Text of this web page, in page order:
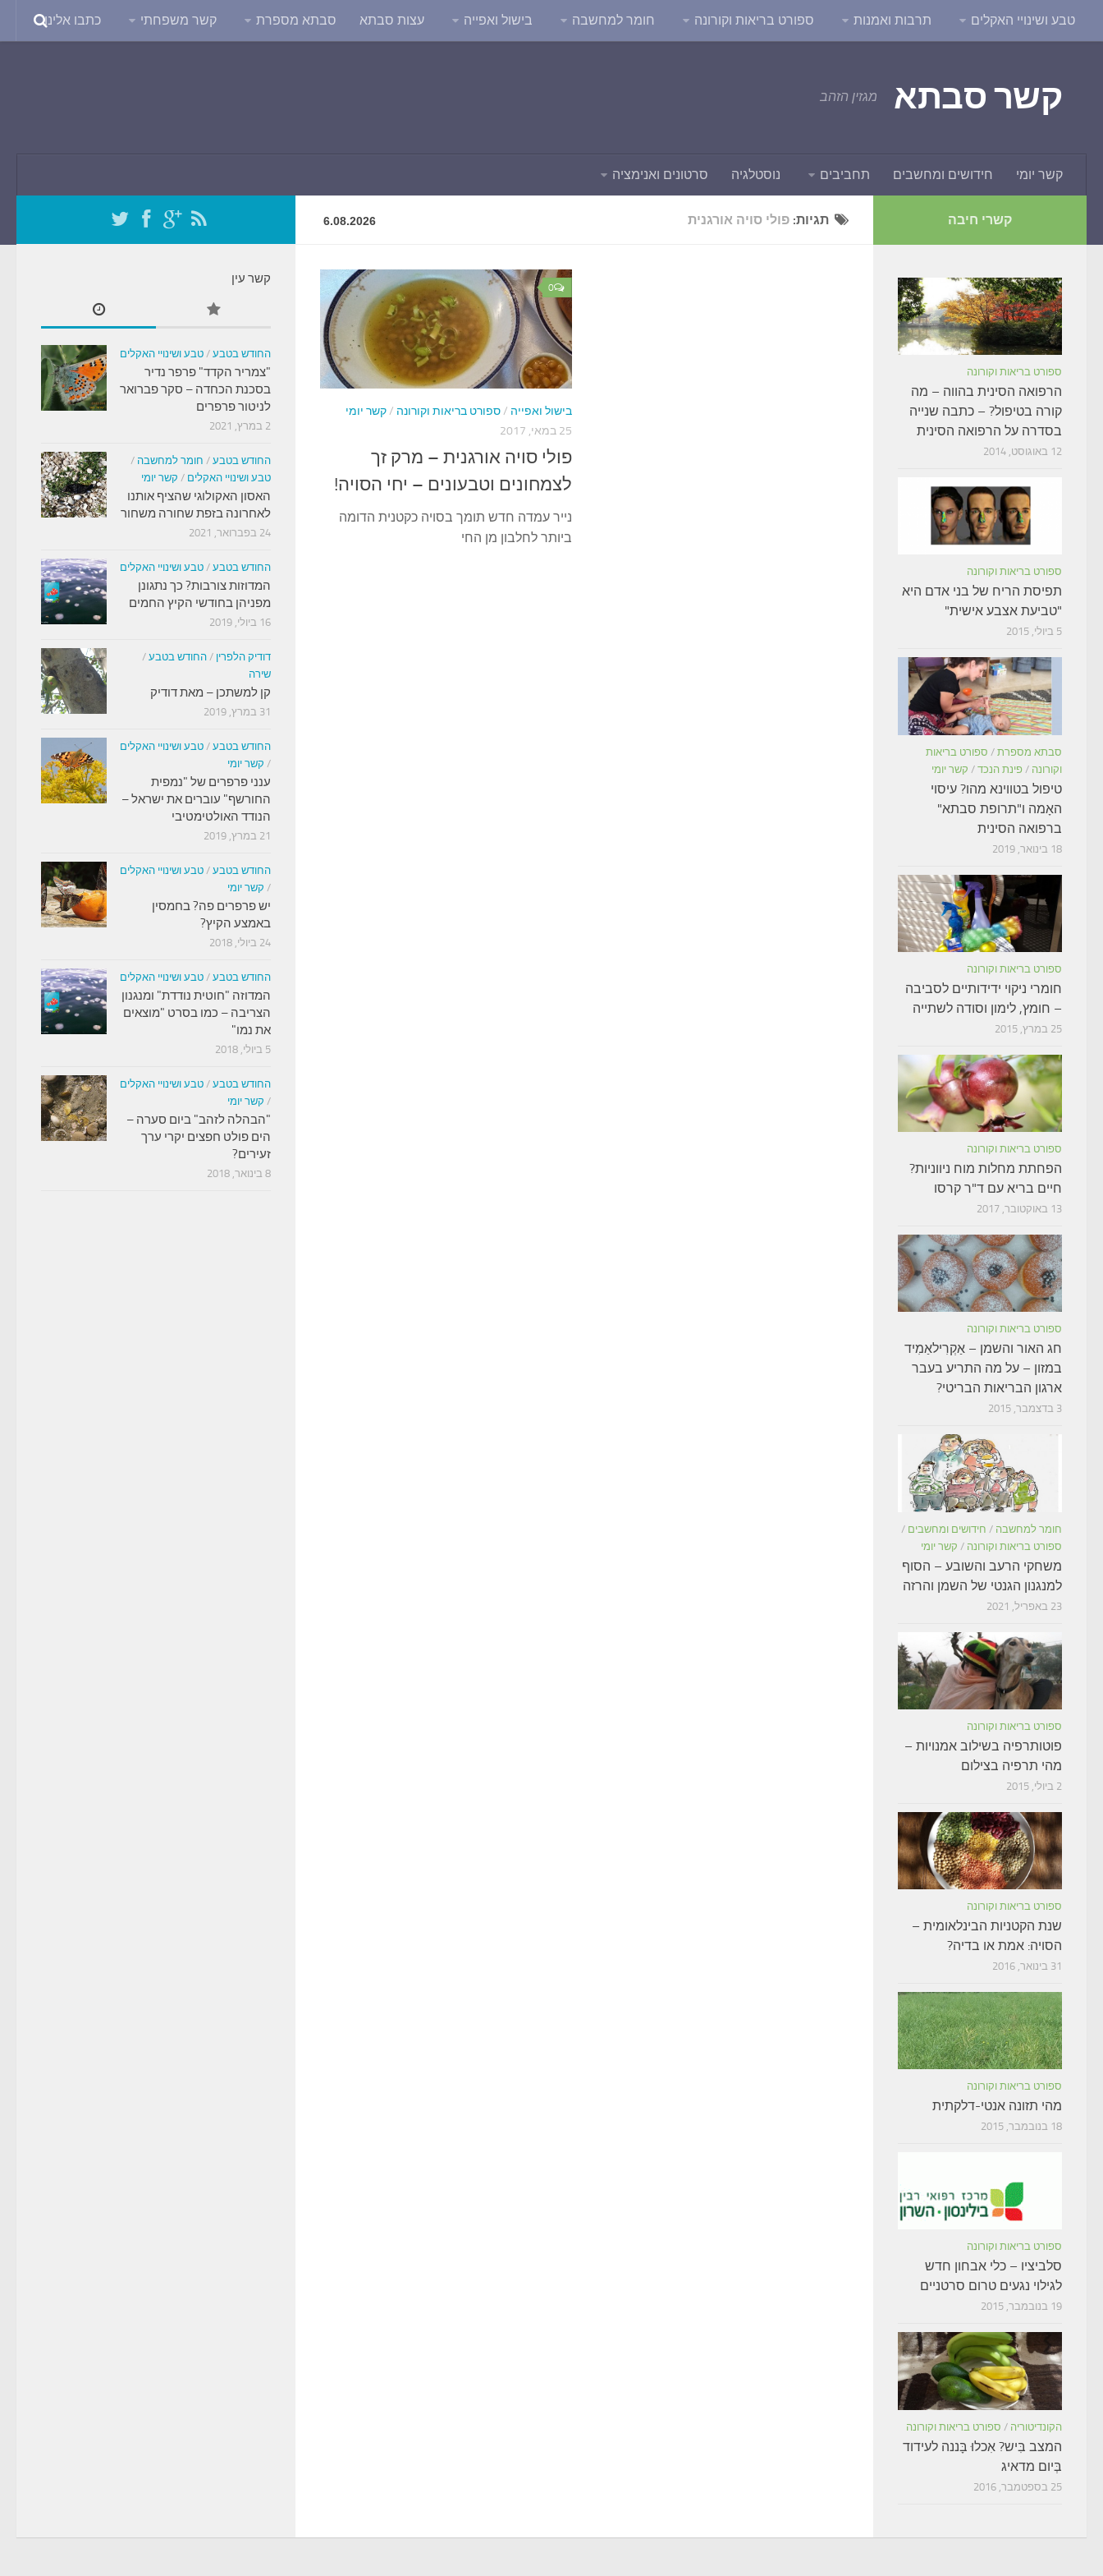
טבע ושינויי האקלים תרבות ואמנות ספורט בריאות וקורונה חומר למחשבה בישול ואפייה עצות סבתא סבתא מספרת קשר משפחתי כתבו אלינו
קשר סבתא מגזין הזהב
קשר יומי חידושים ומחשבים תחביבים נוסטלגיה סרטונים ואנימציה
תגיות: פולי סויה אורגנית 6.08.2026
0
בישול ואפייה /ספורט בריאות וקורונה /קשר יומי
25 במאי, 2017
פולי סויה אורגנית – מרק זך
לצמחונים וטבעונים – יחי הסויה!
נייר עמדה חדש תומך בסויה כקטנית הדומה
ביותר לחלבון מן החי
קשר עין
החודש בטבע / טבע ושינויי האקלים
"צמריר הקדד" פרפר נדיר
בסכנת הכחדה – סקר פברואר
לניטור פרפרים
2 במרץ, 2021
החודש בטבע / חומר למחשבה /
טבע ושינויי האקלים / קשר יומי
האסון האקולוגי שהציף אותנו
לאחרונה בזפת שחורה משחור
24 בפברואר, 2021
החודש בטבע / טבע ושינויי האקלים
המדוזות צורבות? כך נתגונן
מפניהן בחודשי הקיץ החמים
16 ביולי, 2019
דודיק הלפרין / החודש בטבע /
שירה
קן למשתכן – מאת דודיק
31 במרץ, 2019
החודש בטבע / טבע ושינויי האקלים
/ קשר יומי
ענני פרפרים של "נמפית
החורשף" עוברים את ישראל –
הנודד האולטימטיבי
21 במרץ, 2019
החודש בטבע / טבע ושינויי האקלים
/ קשר יומי
יש פרפרים פה? בחמסין
באמצע הקיץ?
24 ביולי, 2018
החודש בטבע / טבע ושינויי האקלים
המדוזה "חוטית נודדת" ומנגנון
הצריבה – כמו בסרט "מוצאים
את נמו"
5 ביולי, 2018
החודש בטבע / טבע ושינויי האקלים
/ קשר יומי
"הבהלה לזהב" ביום סערה –
הים פולט חפצים יקרי ערך
זעירים?
8 בינואר, 2018
קשרי חיבה
ספורט בריאות וקורונה
הרפואה הסינית בהווה – מה
קורה בטיפול? – כתבה שנייה
בסדרה על הרפואה הסינית
12 באוגוסט, 2014
ספורט בריאות וקורונה
תפיסת הריח של בני אדם היא
"טביעת אצבע אישית"
5 ביולי, 2015
סבתא מספרת / ספורט בריאות
וקורונה / פינת הנכד / קשר יומי
טיפול בטווינא מהו? עיסוי
האָמה ו"תרופת סבתא"
ברפואה הסינית
18 בינואר, 2019
ספורט בריאות וקורונה
חומרי ניקוי ידידותיים לסביבה
– חומץ, לימון וסודה לשתייה
25 במרץ, 2015
ספורט בריאות וקורונה
הפחתת מחלות מוח ניווניות?
חיים בריא עם ד"ר קרסו
13 באוקטובר, 2017
ספורט בריאות וקורונה
חג האור והשמן – אַקְרִילאַמִיד
במזון – על מה התריע בעבר
ארגון הבריאות הבריטי?
3 בדצמבר, 2015
חומר למחשבה / חידושים ומחשבים /
ספורט בריאות וקורונה / קשר יומי
משחקי הרעב והשובע – הסוף
למנגנון הגנטי של השמן והרזה
23 באפריל, 2021
ספורט בריאות וקורונה
פוטותרפיה בשילוב אמנויות –
מהי תרפיה בצילום
2 ביולי, 2015
ספורט בריאות וקורונה
שנת הקטניות הבינלאומית –
הסויה: אמת או בדיה?
31 בינואר, 2016
ספורט בריאות וקורונה
מהי תזונה אנטי-דלקתית
18 בנובמבר, 2015
ספורט בריאות וקורונה
סלביציו – כלי אבחון חדש
לגילוי נגעים טרום סרטניים
19 בנובמבר, 2015
הקונדיטוריה / ספורט בריאות וקורונה
המצב בִּיש? אִכלוּ בָּננה לעידוד
בְּיום מדאיג
25 בספטמבר, 2016